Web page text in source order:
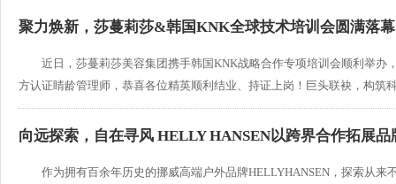
聚力焕新，莎蔓莉莎&韩国KNK全球技术培训会圆满落幕
近日，莎蔓莉莎美容集团携手韩国KNK战略合作专项培训会顺利举
方认证睛龄管理师，恭喜各位精英顺利结业、持证上岗！巨头联袂，构筑
向远探索，自在寻风 HELLY HANSEN以跨界合作拓展品
作为拥有百余年历史的挪威高端户外品牌HELLYHANSEN，探索从